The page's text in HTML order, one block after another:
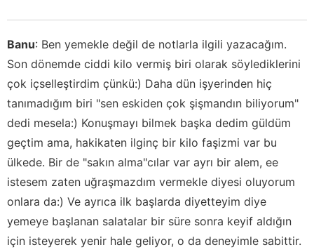
Banu: Ben yemekle değil de notlarla ilgili yazacağım.
Son dönemde ciddi kilo vermiş biri olarak söylediklerini
çok içselleştirdim çünkü:) Daha dün işyerinden hiç
tanımadığım biri "sen eskiden çok şişmandın biliyorum"
dedi mesela:) Konuşmayı bilmek başka dedim güldüm
geçtim ama, hakikaten ilginç bir kilo faşizmi var bu
ülkede. Bir de "sakın alma"cılar var ayrı bir alem, ee
istesem zaten uğraşmazdım vermekle diyesi oluyorum
onlara da:) Ve ayrıca ilk başlarda diyetteyim diye
yemeye başlanan salatalar bir süre sonra keyif aldığın
için isteyerek yenir hale geliyor, o da deneyimle sabittir.